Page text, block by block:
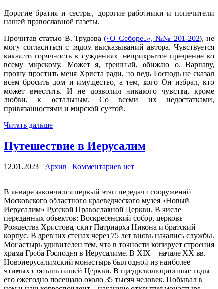
Дорогие братия и сестры, дорогие работники и попечители
нашей православной газеты.
Прочитав статью В. Трудова(«О Соборе..», №№ 201-202), не
могу согласиться с рядом высказываний автора. Чувствуется
какая-то горячность в суждениях, неприкрытое презрение ко
всему мирскому. Может я, грешный, обижаю о. Варнаву,
прошу простить меня Христа ради, но ведь Господь не сказал
всем бросить дом и имущество, а тем, кого Он избрал, кто
может вместить. И не дозволил никакого чувства, кроме
любви, к остальным. Со всеми их недостатками,
привязанностями и мирской суетой.
Читать дальше
Путешествие в Иерусалим
12.01.2023 Архив Комментариев нет
В январе закончился первый этап передачи сооружений
Московского областного краеведческого музея «Новый
Иерусалим» Русской Православной Церкви. В числе
переданных объектов: Воскресенский собор, церковь
Рождества Христова, скит Патриарха Никона и братский
корпус. В древних стенах через 75 лет вновь начались службы.
Монастырь удивителен тем, что в точности копирует строения
храма Гроба Господня в Иерусалиме. В XIX – начале XX вв.
Новоиерусалимский монастырь был одной из наиболее
чтимых святынь нашей Церкви. В предреволюционные годы
его ежегодно посещало около 35 тысяч человек. Побывал в